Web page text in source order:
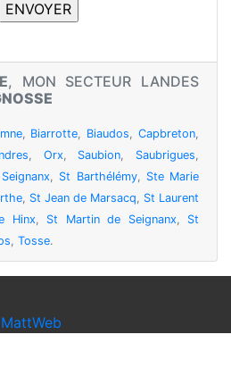
, MON SECTEUR LANDES
, Biarrotte, Biaudos,Capbreton,
, Orx, Saubion, Saubrigues,
, St Barthélémy, Ste Marie
, St Jean de Marsacq, St Laurent
Hinx, St Martin de Seignanx, St
, Tosse.
MattWeb